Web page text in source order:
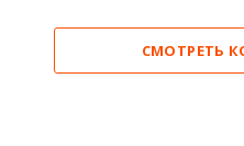
СМОТРЕТЬ